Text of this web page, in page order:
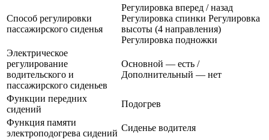
Способ регулировки
пассажирского сиденья
Регулировка вперед / назад
Регулировка спинки Регулировка
высоты (4 направления)
Регулировка подножки
Электрическое
регулирование
водительского и
пассажирского сиденьев
Основной — есть /
Дополнительный — нет
Функции передних
сидений
Подогрев
Функция памяти
электроподогрева сидений
Сиденье водителя